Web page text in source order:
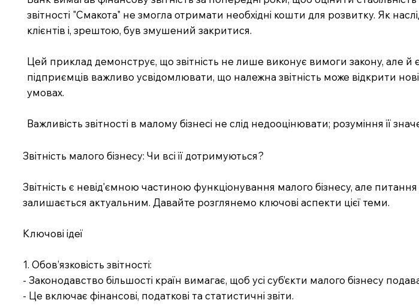
звітності "Смакота" не змогла отримати необхідні кошти для розвитку. Як
клієнтів і, зрештою, був змушений закритися.
Цей приклад демонструє, що звітність не лише виконує вимоги закону, але
підприємців важливо усвідомлювати, що належна звітність може відкрити
умовах.
Важливість звітності в малому бізнесі не слід недооцінювати; розуміння її
Звітність малого бізнесу: Чи всі її дотримуються?
Звітність є невід'ємною частиною функціонування малого бізнесу, але
залишається актуальним. Давайте розглянемо ключові аспекти цієї теми.
Ключові ідеї
1. Обов’язковість звітності:
- Законодавство більшості країн вимагає, щоб усі суб’єкти малого бізнесу
- Це включає фінансові, податкові та статистичні звіти.